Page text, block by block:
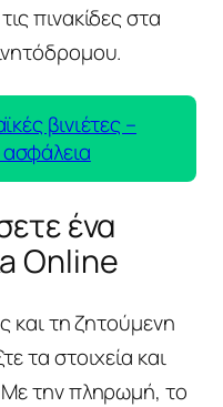
πινακίδες στα
βινιέτες –
ένα
Online
και τη ζητούμενη
τα στοιχεία και
την πληρωμή, το